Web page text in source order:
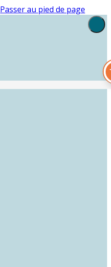
Passer au pied de page